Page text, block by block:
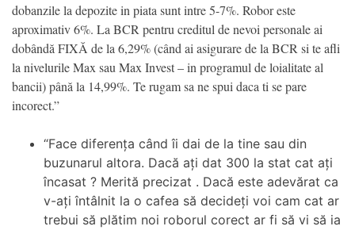
dobanzile la depozite in piata sunt intre 5-7%. Robor este
aproximativ 6%. La BCR pentru creditul de nevoi personale ai
dobândă FIXĂ de la 6,29% (când ai asigurare de la BCR si te afli
la nivelurile Max sau Max Invest – in programul de loialitate al
bancii) până la 14,99%. Te rugam sa ne spui daca ti se pare
incorect.”
“Face diferența când îi dai de la tine sau din
buzunarul altora. Dacă ați dat 300 la stat cat ați
încasat ? Merită precizat . Dacă este adevărat ca
v-ați întâlnit la o cafea să decideți voi cam cat ar
trebui să plătim noi roborul corect ar fi să vi să ia